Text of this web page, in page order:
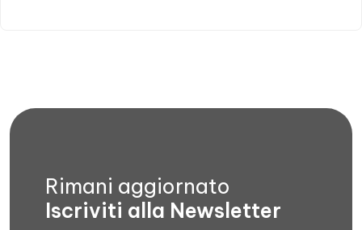
Rimani aggiornato
Iscriviti alla Newsletter